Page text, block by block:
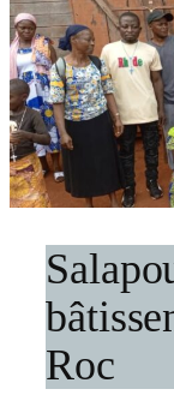
Roc